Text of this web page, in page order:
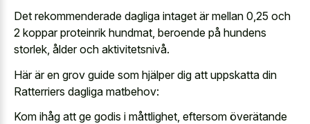
Det rekommenderade dagliga intaget är mellan 0,25 och
2 koppar proteinrik hundmat, beroende på hundens
storlek, ålder och aktivitetsnivå.
Här är en grov guide som hjälper dig att uppskatta din
Ratterriers dagliga matbehov:
Kom ihåg att ge godis i måttlighet, eftersom överätande